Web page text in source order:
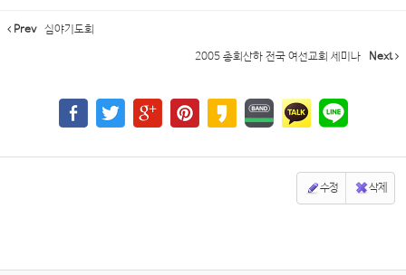
Prev 심야기도회
2005 총회산하 전국 여선교회 세미나 Next
수정 삭제